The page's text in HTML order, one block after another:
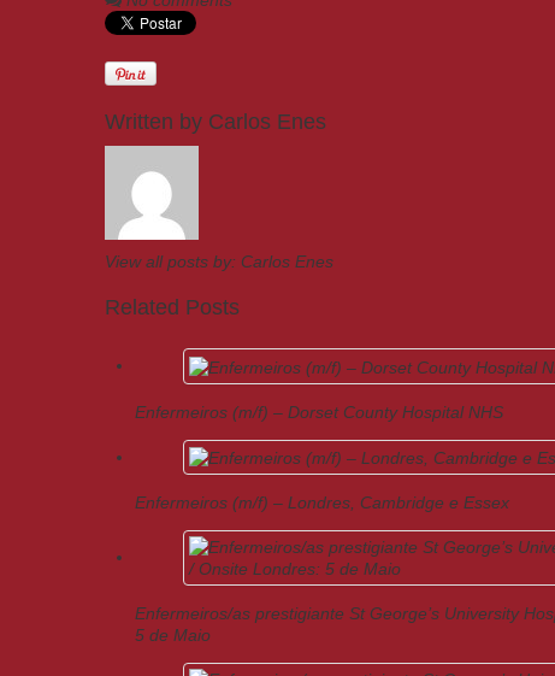
Written by Carlos Enes
View all posts by: Carlos Enes
Related Posts
Enfermeiros (m/f) – Dorset County Hospital NHS
Enfermeiros (m/f) – Londres, Cambridge e Essex
Enfermeiros/as prestigiante St George’s University
5 de Maio